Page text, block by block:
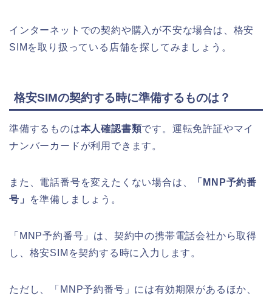
インターネットでの契約や購入が不安な場合は、格安
SIMを取り扱っている店舗を探してみましょう。
格安SIMの契約する時に準備するものは？
準備するものは本人確認書類です。運転免許証やマイ
ナンバーカードが利用できます。
また、電話番号を変えたくない場合は、
「MNP予約番
号」
を準備しましょう。
「MNP予約番号」は、 契約中の携帯電話会社から取得
し、格安SIMを契約する時に入力します。
ただし、「MNP予約番号」には有効期限があるほか、